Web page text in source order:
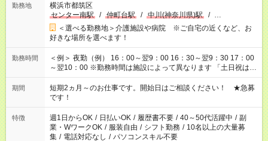
勤務地
横浜市都筑区
センター南駅
/ 仲町台駅 / 中川(神奈川県)駅 / …
＜選べる勤務地＞介護施設や病院 ※ご自宅の近くなど、お
好きな場所を選べます！
勤務時間
＜例＞ 夜勤（例） 16：00～翌9：00 16：30～翌9：30 17：00
～翌10：00 ※勤務時間は施設によって異なります 「土日祝は休
みたい」 「しっかり稼ぎたい」 「もう少し遅い時間から始めた
い」など ご希望にあったお仕事をご案内いたします。 ※未経験
の方の場合は1～2ヶ月間は日中での仕事を経験いただき、 お
仕事に慣れてからの夜勤になります。 ★家庭の都合でお休みが
必要な場合も遠慮なくご相談ください。
期間
短期2ヵ月～のお仕事です。開始日はご相談ください！ ★急募
です！
特徴 週1日からOK / 日払いOK / 履歴書不要 / 40～50代活躍中 / 副
業・WワークOK / 服装自由 / シフト勤務 / 10名以上の大量募
集 / 電話対応なし / パソコンスキル不要